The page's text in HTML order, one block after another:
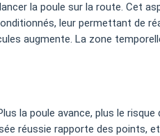
la poule sur la route. Cet
leur permettant de
augmente. La zone
la poule avance, plus le risque
réussie rapporte des points,